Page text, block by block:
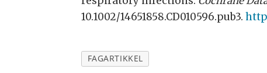
10.1002/14651858.CD010596.pub3.
FAGARTIKKEL